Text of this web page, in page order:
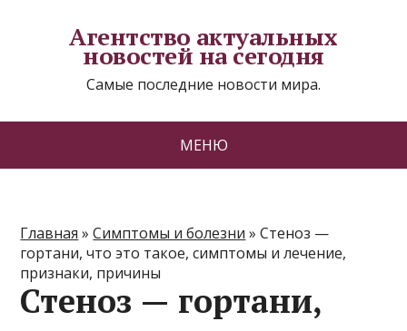
Агентство актуальных
новостей на сегодня
Самые последние новости мира.
МЕНЮ
Главная »Симптомы и болезни »Стеноз —
гортани, что это такое, симптомы и лечение,
признаки, причины
Стеноз — гортани,